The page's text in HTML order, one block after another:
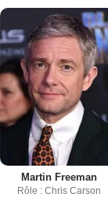
Martin Freeman
Rôle : Chris Carson